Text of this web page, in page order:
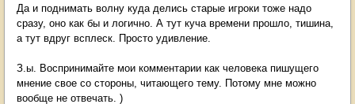
Да и поднимать волну куда делись старые игроки тоже надо
сразу, оно как бы и логично. А тут куча времени прошло, тишина,
а тут вдруг всплеск. Просто удивление.
З.ы. Воспринимайте мои комментарии как человека пишущего
мнение свое со стороны, читающего тему. Потому мне можно
вообще не отвечать. )